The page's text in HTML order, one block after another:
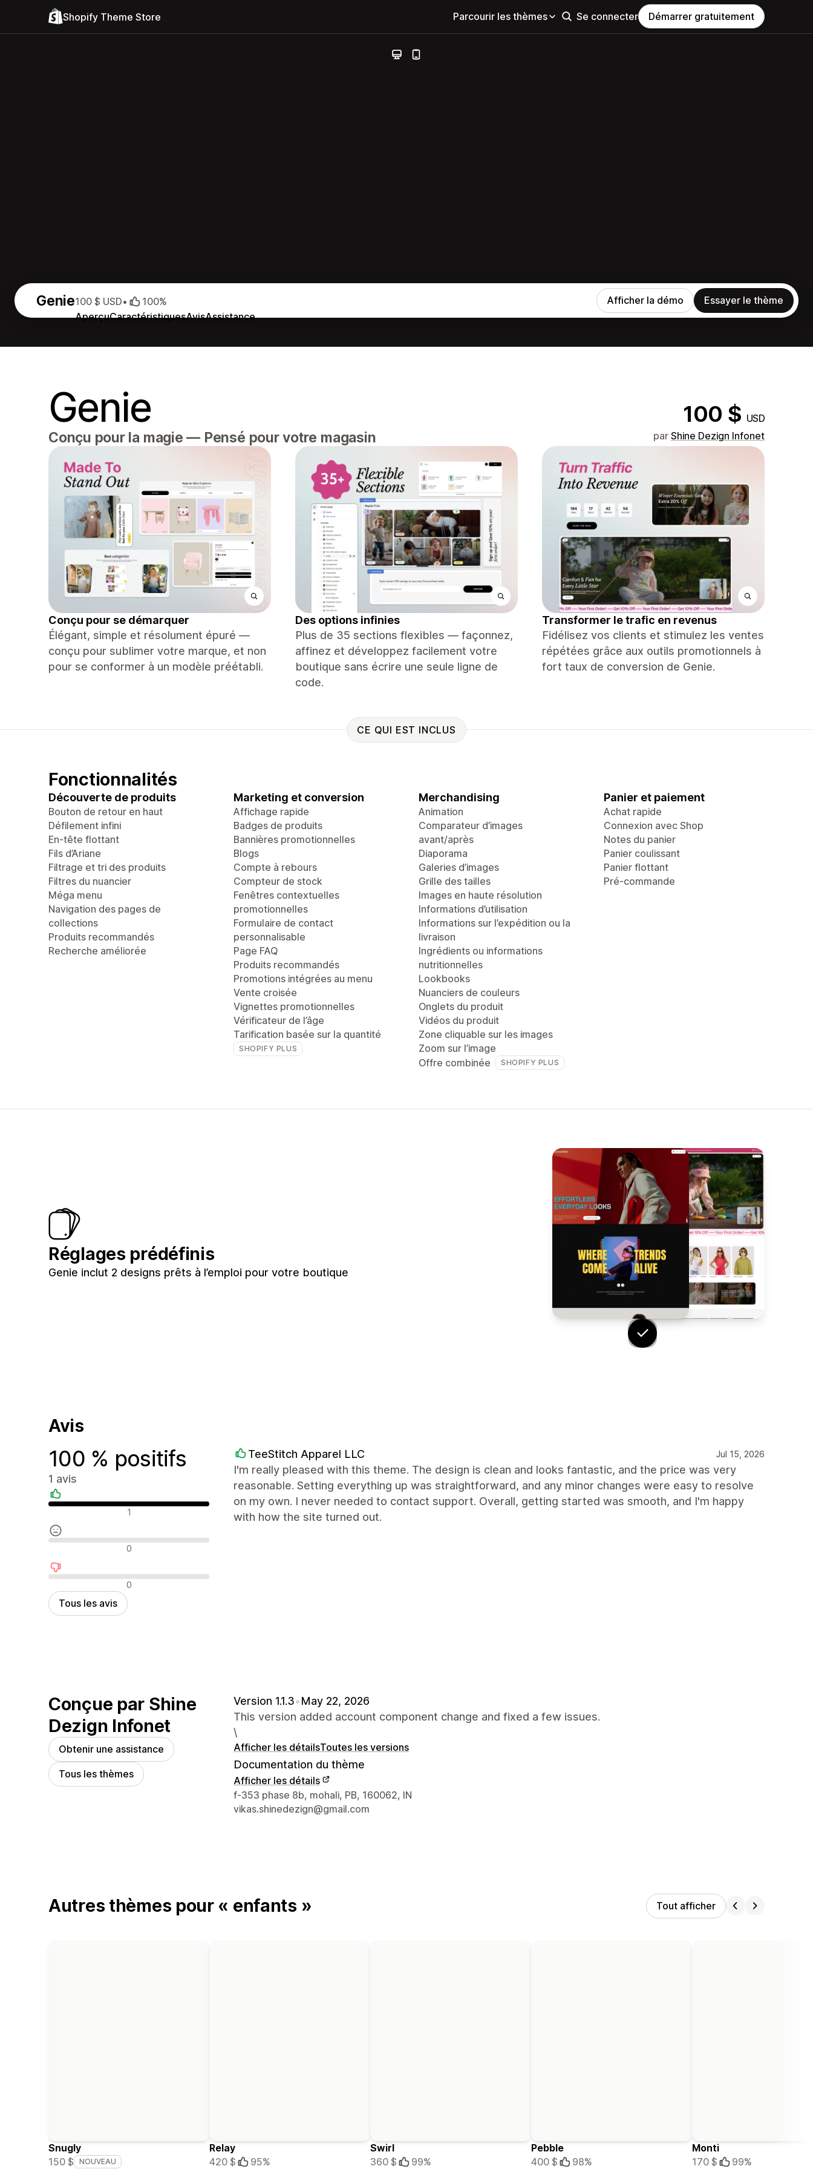
Shopify Theme Store Parcourir les thèmes Se connecter Démarrer gratuitement
Genie
AperçuCaractéristiquesAvisAssistance
100 $ USD• 100% Afficher la démo Essayer le thème
Genie 100 $ USD
Conçu pour la magie — Pensé pour votre magasin par Shine Dezign Infonet
Conçu pour se démarquer
Élégant, simple et résolument épuré —
conçu pour sublimer votre marque, et non
pour se conformer à un modèle préétabli.
Des options infinies
Plus de 35 sections flexibles — façonnez,
affinez et développez facilement votre
boutique sans écrire une seule ligne de
code.
Transformer le trafic en revenus
Fidélisez vos clients et stimulez les ventes
répétées grâce aux outils promotionnels à
fort taux de conversion de Genie.
CE QUI EST INCLUS
Fonctionnalités
Découverte de produits
Bouton de retour en haut
Défilement infini
En-tête flottant
Fils d’Ariane
Filtrage et tri des produits
Filtres du nuancier
Méga menu
Navigation des pages de
collections
Produits recommandés
Recherche améliorée
Marketing et conversion
Affichage rapide
Badges de produits
Bannières promotionnelles
Blogs
Compte à rebours
Compteur de stock
Fenêtres contextuelles
promotionnelles
Formulaire de contact
personnalisable
Page FAQ
Produits recommandés
Promotions intégrées au menu
Vente croisée
Vignettes promotionnelles
Vérificateur de l’âge
Tarification basée sur la quantité
SHOPIFY PLUS
Merchandising
Animation
Comparateur d’images
avant/après
Diaporama
Galeries d’images
Grille des tailles
Images en haute résolution
Informations d’utilisation
Informations sur l’expédition ou la
livraison
Ingrédients ou informations
nutritionnelles
Lookbooks
Nuanciers de couleurs
Onglets du produit
Vidéos du produit
Zone cliquable sur les images
Zoom sur l’image
Offre combinée
SHOPIFY PLUS
Panier et paiement
Achat rapide
Connexion avec Shop
Notes du panier
Panier coulissant
Panier flottant
Pré-commande
Réglages prédéfinis
Genie inclut 2 designs prêts à l’emploi pour votre boutique
Avis
100 % positifs
1 avis
Avis positifs 1
Avis neutres 0
Avis négatifs 0
Tous les avis
TeeStitch Apparel LLC Jul 15, 2026
I'm really pleased with this theme. The design is clean and looks fantastic, and the price was very
reasonable. Setting everything up was straightforward, and any minor changes were easy to resolve
on my own. I never needed to contact support. Overall, getting started was smooth, and I'm happy
with how the site turned out.
Conçue par Shine
Dezign Infonet
Obtenir une assistance
Tous les thèmes
Version 1.1.3•May 22, 2026
This version added account component change and fixed a few issues.
\
Afficher les détailsToutes les versions
Documentation du thème
Afficher les détails
Coordonnées du concepteur
f-353 phase 8b, mohali, PB, 160062, IN
vikas.shinedezign@gmail.com
Autres thèmes pour « enfants » Tout afficher
Snugly
150 $
NOUVEAU
Relay
420 $
95%
Swirl
360 $
99%
Pebble
400 $
98%
Monti
170 $
99%